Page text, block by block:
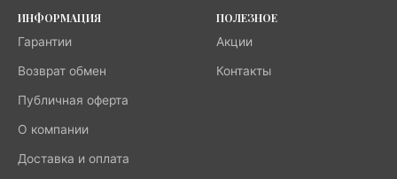
ИНФОРМАЦИЯ
Гарантии
Возврат обмен
Публичная оферта
О компании
Доставка и оплата
ПОЛЕЗНОЕ
Акции
Контакты